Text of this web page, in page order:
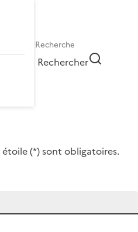
Rechercher
étoile (*) sont obligatoires.